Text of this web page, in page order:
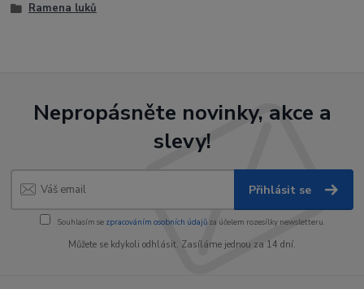
Ramena luků
Nepropásněte novinky, akce a
slevy!
Přihlásit se
Souhlasím se zpracováním osobních údajůza účelem rozesílky newsletteru.
Můžete se kdykoli odhlásit. Zasíláme jednou za 14 dní.